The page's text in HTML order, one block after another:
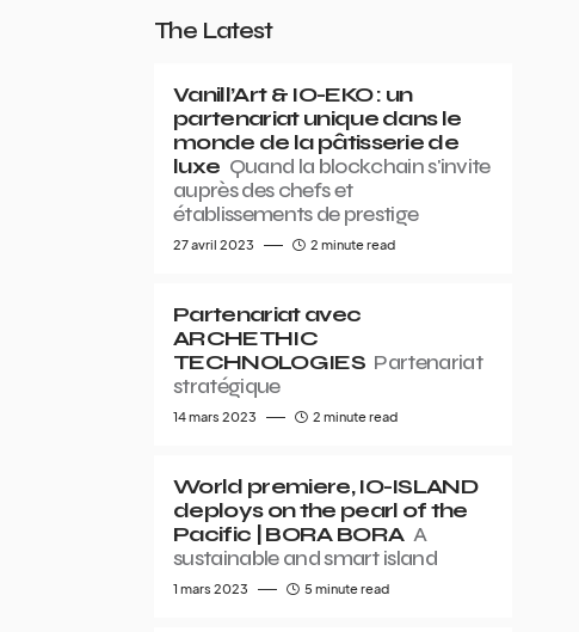
The Latest
Vanill’Art & IO-EKO : un
partenariat unique dans le
monde de la pâtisserie de
luxe Quand la blockchain s'invite
auprès des chefs et
établissements de prestige
27 avril 2023 2 minute read
Partenariat avec
ARCHETHIC
TECHNOLOGIES Partenariat
stratégique
14 mars 2023 2 minute read
World premiere, IO-ISLAND
deploys on the pearl of the
Pacific | BORA BORA A
sustainable and smart island
1 mars 2023 5 minute read